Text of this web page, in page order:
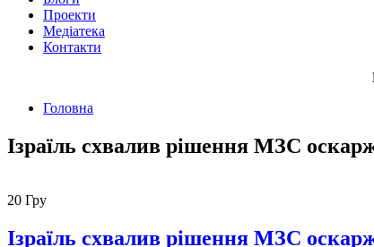
Проекти
Медіатека
Контакти
Головна
Ізраїль схвалив рішення МЗС
20 Гру
Ізраїль схвалив рішення МЗС